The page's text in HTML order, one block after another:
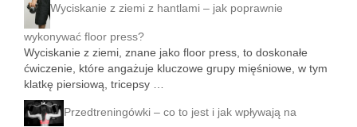
Wyciskanie z ziemi z hantlami – jak poprawnie
wykonywać floor press?
Wyciskanie z ziemi, znane jako floor press, to doskonałe
ćwiczenie, które angażuje kluczowe grupy mięśniowe, w tym
klatkę piersiową, tricepsy …
Przedtreningówki – co to jest i jak wpływają na